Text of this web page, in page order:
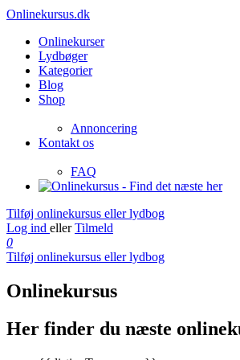
Onlinekursus.dk
Onlinekurser
Lydbøger
Kategorier
Blog
Shop
Annoncering
Kontakt os
FAQ
Tilføj onlinekursus eller lydbog
Log ind eller Tilmeld
0
Tilføj onlinekursus eller lydbog
Onlinekursus
Her finder du næste